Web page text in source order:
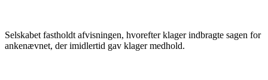
Selskabet fastholdt afvisningen, hvorefter klager indbragte sagen for
ankenævnet, der imidlertid gav klager medhold.